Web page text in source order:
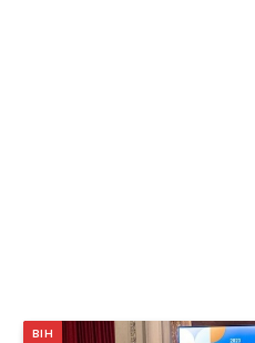
BIH